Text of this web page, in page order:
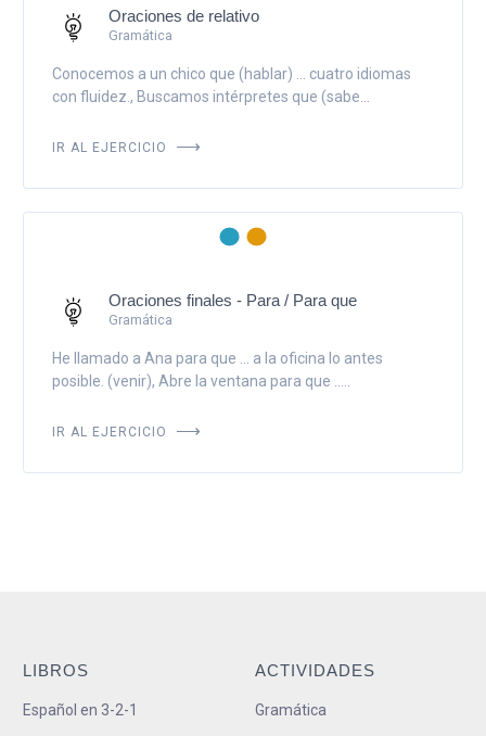
Oraciones de relativo
Gramática
Conocemos a un chico que (hablar) ... cuatro idiomas
con fluidez., Buscamos intérpretes que (sabe...
IR AL EJERCICIO
Oraciones finales - Para / Para que
Gramática
He llamado a Ana para que ... a la oficina lo antes
posible. (venir), Abre la ventana para que .....
IR AL EJERCICIO
LIBROS
Español en 3-2-1
ACTIVIDADES
Gramática